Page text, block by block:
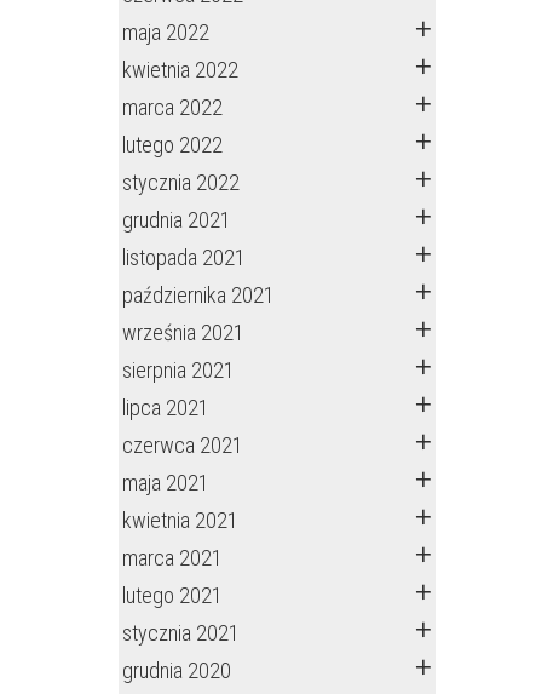
maja 2022
kwietnia 2022
marca 2022
lutego 2022
stycznia 2022
grudnia 2021
listopada 2021
października 2021
września 2021
sierpnia 2021
lipca 2021
czerwca 2021
maja 2021
kwietnia 2021
marca 2021
lutego 2021
stycznia 2021
grudnia 2020